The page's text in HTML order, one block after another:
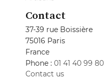
Contact
37-39 rue Boissière
75016 Paris
France
Phone : 01 41 40 99 80
Contact us